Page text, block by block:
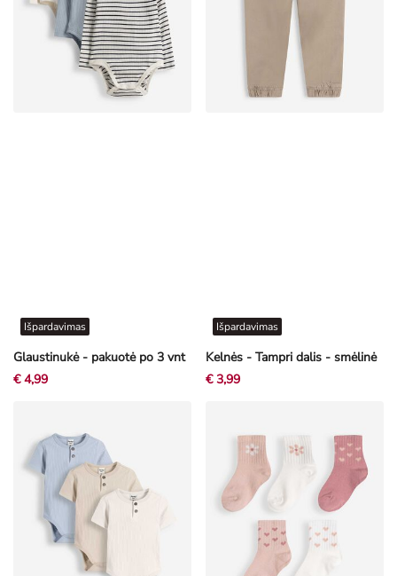
Glaustinukė - pakuotė po 3 vnt
Išpardavimas
€ 4,99
Kelnės - Tampri dalis - smėlinė
Išpardavimas
€ 3,99